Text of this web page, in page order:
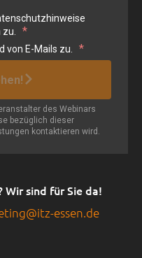
sind für Sie da!
essen.de